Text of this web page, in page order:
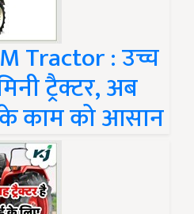
Tractor : उच्च
ट्रैक्टर, अब
काम को आसान